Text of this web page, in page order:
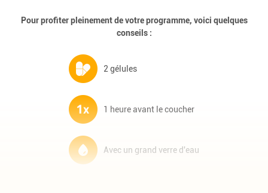
Pour profiter pleinement de votre programme, voici quelques
conseils :
2 gélules
1 heure avant le coucher
Avec un grand verre d'eau